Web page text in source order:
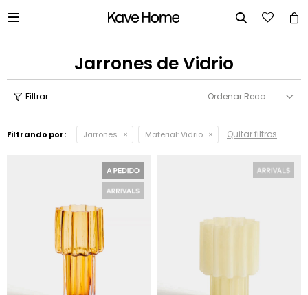
 
Jarrones de Vidrio
Recomendados
Filtrando por: Jarrones Material:Vidrio Quitar filtros